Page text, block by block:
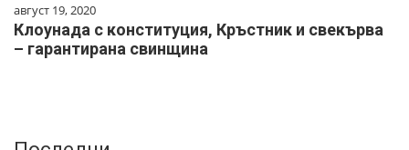
август 19, 2020
Клоунада с конституция, Кръстник и свекърва
– гарантирана свинщина